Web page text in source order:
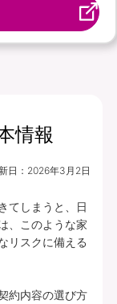
情報
日： 2026年3月2日
てしまうと、日
、このような家
リスクに備える
約内容の選び方